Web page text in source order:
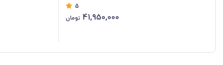
5
41,950,000 تومان